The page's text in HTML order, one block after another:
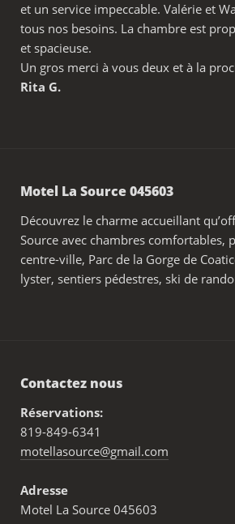
et un service impeccable. Valérie et
tous nos besoins. La chambre est
et spacieuse.
Un gros merci à vous deux et à la
Rita G.
Motel La Source 045603
Découvrez le charme accueillant
Source avec chambres comfortables,
centre-ville, Parc de la Gorge de
lyster, sentiers pédestres, ski de
Contactez nous
Réservations:
819-849-6341
motellasource@gmail.com
Adresse
Motel La Source 045603